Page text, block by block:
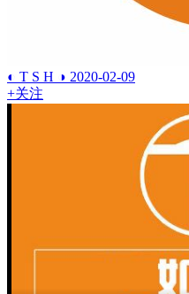
◐ T S H ◑ 2020-02-09
+关注